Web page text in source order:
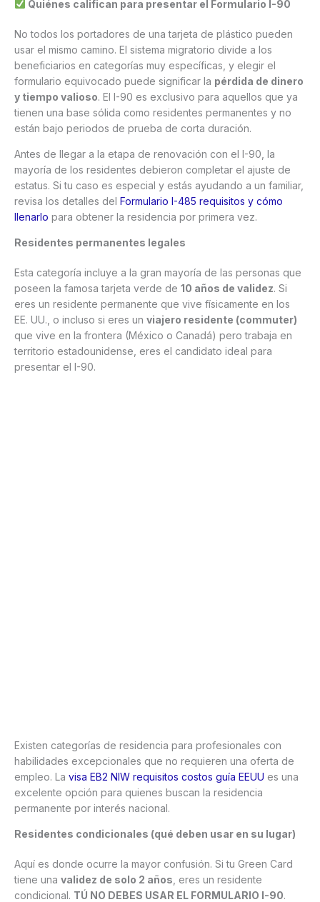
Quiénes califican para presentar el Formulario I-90
No todos los portadores de una tarjeta de plástico pueden
usar el mismo camino. El sistema migratorio divide a los
beneficiarios en categorías muy específicas, y elegir el
formulario equivocado puede significar la pérdida de dinero
y tiempo valioso. El I-90 es exclusivo para aquellos que ya
tienen una base sólida como residentes permanentes y no
están bajo periodos de prueba de corta duración.
Antes de llegar a la etapa de renovación con el I-90, la
mayoría de los residentes debieron completar el ajuste de
estatus. Si tu caso es especial y estás ayudando a un familiar,
revisa los detalles del Formulario I-485 requisitos y cómo
llenarlo para obtener la residencia por primera vez.
Residentes permanentes legales
Esta categoría incluye a la gran mayoría de las personas que
poseen la famosa tarjeta verde de 10 años de validez. Si
eres un residente permanente que vive físicamente en los
EE. UU., o incluso si eres un viajero residente (commuter)
que vive en la frontera (México o Canadá) pero trabaja en
territorio estadounidense, eres el candidato ideal para
presentar el I-90.
Existen categorías de residencia para profesionales con
habilidades excepcionales que no requieren una oferta de
empleo. La visa EB2 NIW requisitos costos guía EEUU es una
excelente opción para quienes buscan la residencia
permanente por interés nacional.
Residentes condicionales (qué deben usar en su lugar)
Aquí es donde ocurre la mayor confusión. Si tu Green Card
tiene una validez de solo 2 años , eres un residente
condicional. TÚ NO DEBES USAR EL FORMULARIO I-90.